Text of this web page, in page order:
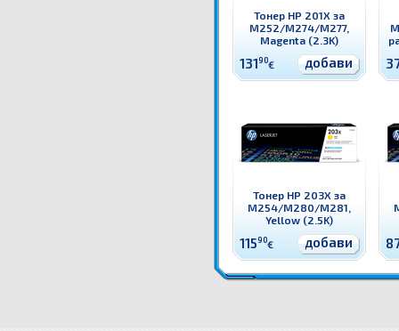
Тонер HP 201X за
M252/M274/M277,
Magenta (2.3K)
13190€ добави
Тонер HP 203X за
M254/M280/M281,
Yellow (2.5K)
11590€ добави